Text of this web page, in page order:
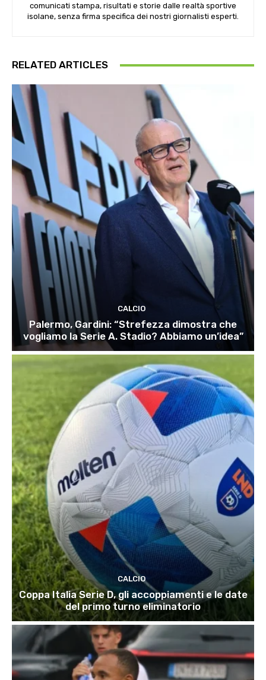
comunicati stampa, risultati e storie dalle realtà sportive
isolane, senza firma specifica dei nostri giornalisti esperti.
RELATED ARTICLES
CALCIO
Palermo, Gardini: “Strefezza dimostra che
vogliamo la Serie A. Stadio? Abbiamo un’idea”
CALCIO
Coppa Italia Serie D, gli accoppiamenti e le date
del primo turno eliminatorio